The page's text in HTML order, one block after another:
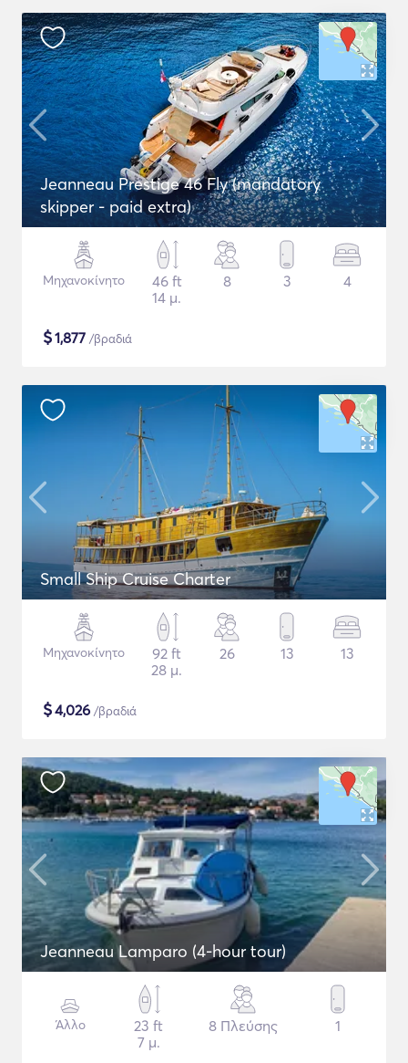
Jeanneau Prestige 46 Fly (mandatory
skipper - paid extra)
Μηχανοκίνητο
46 ft
14 μ.
8 3 4
$1,877 /βραδιά
Small Ship Cruise Charter
Μηχανοκίνητο
92 ft
28 μ.
26 13 13
$4,026 /βραδιά
Jeanneau Lamparo (4-hour tour)
Άλλο
23 ft
7 μ.
8 Πλεύσης 1